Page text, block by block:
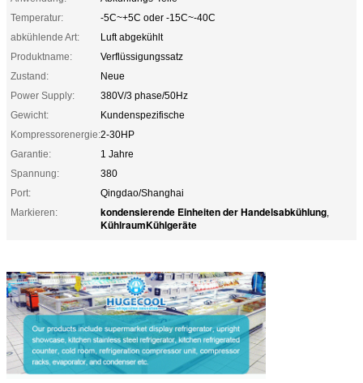
Temperatur:
-5C~+5C oder -15C~-40C
abkühlende Art:
Luft abgekühlt
Produktname:
Verflüssigungssatz
Zustand:
Neue
Power Supply:
380V/3 phase/50Hz
Gewicht:
Kundenspezifische
Kompressorenergie:2-30HP
Garantie:
1 Jahre
Spannung:
380
Port:
Qingdao/Shanghai
Markieren:
kondensierende Einheiten der Handelsabkühlung,
KühlraumKühlgeräte